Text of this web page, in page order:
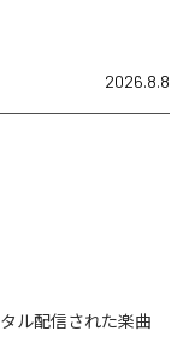
2026.8.8
ル配信された楽曲